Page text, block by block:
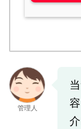
管理人